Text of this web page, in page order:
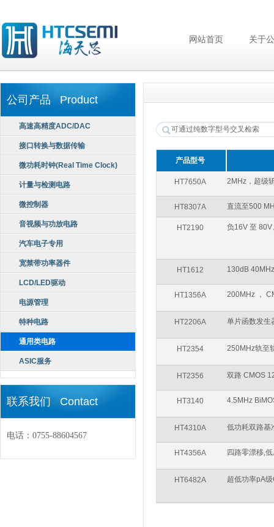
网站首页 关于
公司产品 Product
高速高精度ADC/DAC
接口转换与数据传输
微功耗时钟(Real Time Clock)
计量与检测电路
微控制器
音视频与功放电路
汽车电子专用
宽禁带功率器件
LCD/LED驱动
电源管理
特种电路
通用类电路
ASIC服务
联系我们 Contact
电话：0755-88604567
产品型号
HT7650A 2MHz，超级
HT8307A 直流至500
HT2190 负16V 至
HT1612 130dB
HT1356A 200MHz ，
HT2206A 单片函数发生
HT2354 250MHz轨至
HT2356 双路 CMOS
HT3140 4.5MHz
HT4310A 低功耗双路基
HT4356A 四路零漂移,
HT6482A 超低功率pA